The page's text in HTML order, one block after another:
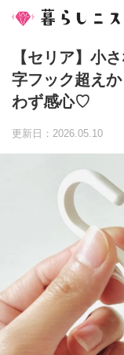
【セリア】小
字フック超え
わず感心♡
更新日：2026.05.10